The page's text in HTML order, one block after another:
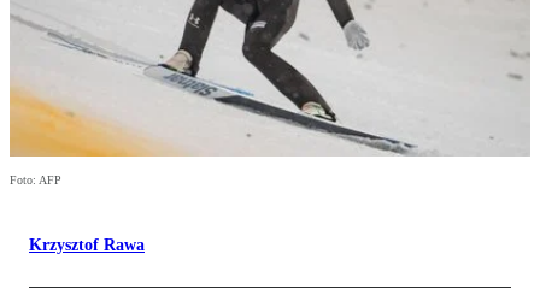
Foto: AFP
Krzysztof Rawa